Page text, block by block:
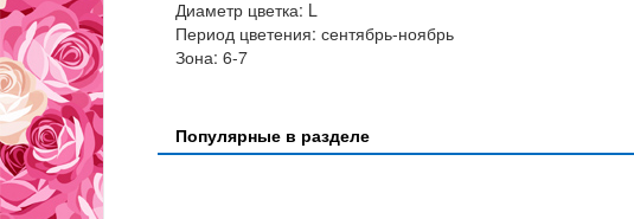
Диаметр цветка: L
Период цветения: сентябрь-ноябрь
Зона: 6-7
Популярные в разделе